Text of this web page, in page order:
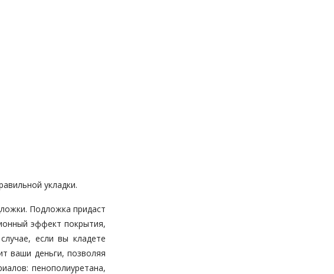
укладки.
Подложка придаст
эффект покрытия,
если вы кладете
ваши деньги, позволяя
пенополиуретана,